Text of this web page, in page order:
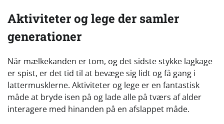
Aktiviteter og lege der samler
generationer
Når mælkekanden er tom, og det sidste stykke lagkage
er spist, er det tid til at bevæge sig lidt og få gang i
lattermusklerne. Aktiviteter og lege er en fantastisk
måde at bryde isen på og lade alle på tværs af alder
interagere med hinanden på en afslappet måde.